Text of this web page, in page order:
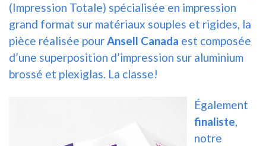
(Impression Totale) spécialisée en impression
grand format sur matériaux souples et rigides, la
pièce réalisée pourAnsell Canada est composée
d’une superposition d’impression sur aluminium
brossé et plexiglas. La classe!
Également
finaliste,
notre